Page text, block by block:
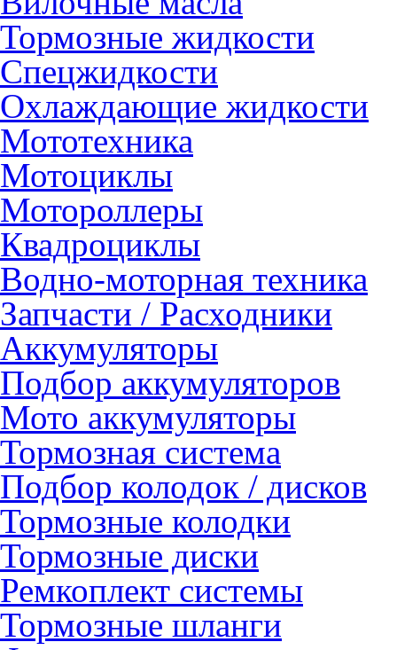
Тормозные жидкости
Спецжидкости
Охлаждающие жидкости
Мототехника
Мотоциклы
Мотороллеры
Квадроциклы
Водно-моторная техника
Запчасти / Расходники
Аккумуляторы
Подбор аккумуляторов
Мото аккумуляторы
Тормозная система
Подбор колодок / дисков
Тормозные колодки
Тормозные диски
Ремкоплект системы
Тормозные шланги